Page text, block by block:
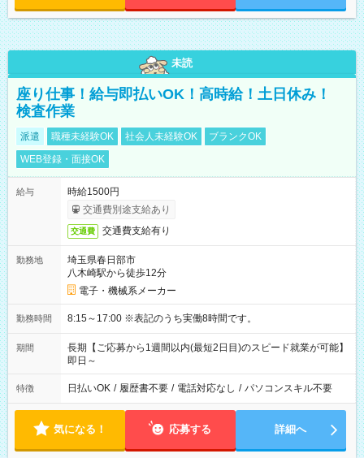
未読
座り仕事！給与即払いOK！高時給！土日休み！
検査作業
派遣 職種未経験OK 社会人未経験OK
ブランクOK
WEB登録・面接OK
給与
時給1500円
交通費別途支給あり
交通費 交通費支給有り
勤務地
埼玉県春日部市
八木崎駅から徒歩12分
電子・機械系メーカー
勤務時間 8:15～17:00 ※表記のうち実働8時間です。
期間
長期【ご応募から1週間以内(最短2日目)のスピード就業が可能】
即日～
特徴 日払いOK / 履歴書不要 / 電話対応なし / パソコンスキル不要
気になる！ 応募する 詳細へ